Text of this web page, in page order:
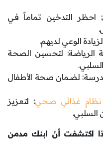
احظر التدخين تماماً في
الوعي لديهم.
الرياضة: لتحسين الصحة
لضمان صحة الأطفال
نظام غذائي صحي: لتعزيز
السلبي.
اكتشفت أنّ ابنك مدمن